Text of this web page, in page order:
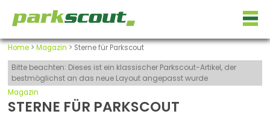
Home> Magazin > Sterne für Parkscout
Bitte beachten: Dieses ist ein klassischer Parkscout-Artikel, der
bestmöglichst an das neue Layout angepasst wurde
Magazin
STERNE FÜR PARKSCOUT